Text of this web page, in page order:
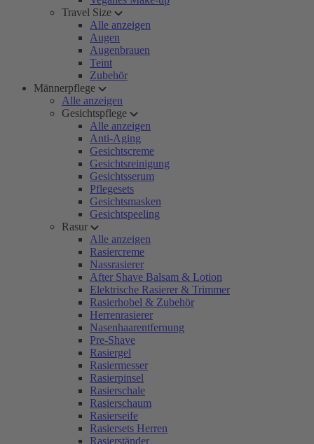
Travel Size
Alle anzeigen
Augen
Augenbrauen
Teint
Zubehör
Männerpflege
Alle anzeigen
Gesichtspflege
Alle anzeigen
Anti-Aging
Gesichtscreme
Gesichtsreinigung
Gesichtsserum
Pflegesets
Gesichtsmasken
Gesichtspeeling
Rasur
Alle anzeigen
Rasiercreme
Nassrasierer
After Shave Balsam & Lotion
Elektrische Rasierer & Trimmer
Rasierhobel & Zubehör
Herrenrasierer
Nasenhaarentfernung
Pre-Shave
Rasiergel
Rasiermesser
Rasierpinsel
Rasierschale
Rasierschaum
Rasierseife
Rasiersets Herren
Rasierständer